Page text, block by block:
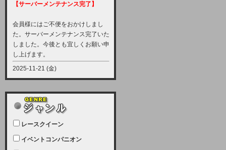
【サーバーメンテナンス完了】
会員様にはご不便をおかけしまし
た。サーバーメンテナンス完了いた
しました。今後とも宜しくお願い申
し上げます。
2025-11-21 (金)
【サーバーメンテナンス実施につい
12月21日（日曜日）午前9：00か
ら午前11：00（予定）でサーバー
メンテナンスを実施します。ユーザ
ー様にはご迷惑をおかけしますがご
レースクイーン
イベントコンパニオン